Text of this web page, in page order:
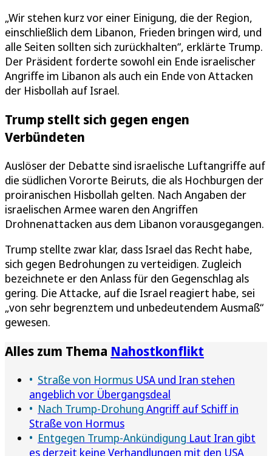
„Wir stehen kurz vor einer Einigung, die der Region,
einschließlich dem Libanon, Frieden bringen wird, und
alle Seiten sollten sich zurückhalten“, erklärte Trump.
Der Präsident forderte sowohl ein Ende israelischer
Angriffe im Libanon als auch ein Ende von Attacken
der Hisbollah auf Israel.
Trump stellt sich gegen engen
Verbündeten
Auslöser der Debatte sind israelische Luftangriffe auf
die südlichen Vororte Beiruts, die als Hochburgen der
proiranischen Hisbollah gelten. Nach Angaben der
israelischen Armee waren den Angriffen
Drohnenattacken aus dem Libanon vorausgegangen.
Trump stellte zwar klar, dass Israel das Recht habe,
sich gegen Bedrohungen zu verteidigen. Zugleich
bezeichnete er den Anlass für den Gegenschlag als
gering. Die Attacke, auf die Israel reagiert habe, sei
„von sehr begrenztem und unbedeutendem Ausmaß“
gewesen.
Alles zum Thema Nahostkonflikt
Straße von Hormus USA und Iran stehen
angeblich vor Übergangsdeal
Nach Trump-Drohung Angriff auf Schiff in
Straße von Hormus
Entgegen Trump-Ankündigung Laut Iran gibt
es derzeit keine Verhandlungen mit den USA